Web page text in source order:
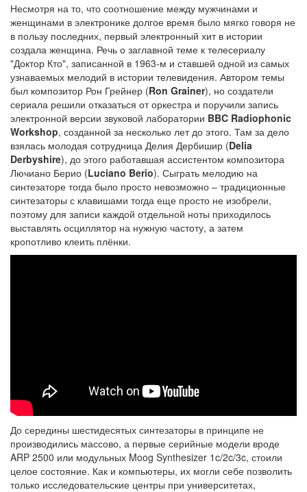
Несмотря на то, что соотношение между мужчинами и
женщинами в электронике долгое время было мягко говоря не
в пользу последних, первый электронный хит в истории
создала женщина. Речь о заглавной теме к телесериалу
"Доктор Кто", записанной в 1963-м и ставшей одной из самых
узнаваемых мелодий в истории телевидения. Автором темы
был композитор Рон Грейнер (Ron Grainer), но создатели
сериала решили отказаться от оркестра и поручили запись
электронной версии звуковой лаборатории BBC Radiophonic
Workshop, созданной за несколько лет до этого. Там за дело
взялась молодая сотрудница Делия Дербишир (Delia
Derbyshire), до этого работавшая ассистентом композитора
Лючиано Берио (Luciano Berio). Сыграть мелодию на
синтезаторе тогда было просто невозможно – традиционные
синтезаторы с клавишами тогда еще просто не изобрели,
поэтому для записи каждой отдельной ноты приходилось
выставлять осциллятор на нужную частоту, а затем
кропотливо клеить плёнки.
До середины шестидесятых синтезаторы в принципе не
производились массово, а первые серийные модели вроде
ARP 2500 или модульных Moog Synthesizer 1c/2c/3c, стоили
целое состояние. Как и компьютеры, их могли себе позволить
только исследовательские центры при университетах,